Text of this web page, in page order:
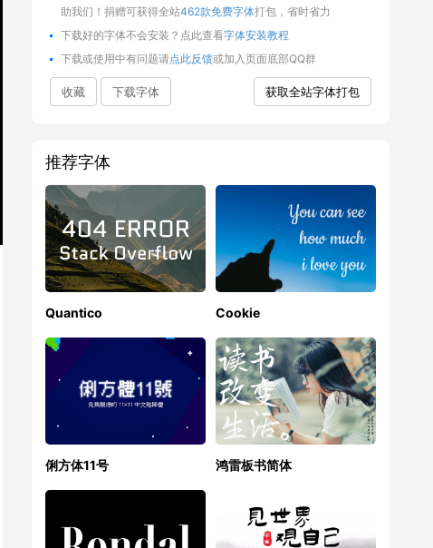
助我们！捐赠可获得全站462款免费字体打包，省时省力
下载好的字体不会安装？点此查看字体安装教程
下载或使用中有问题请点此反馈或加入页面底部QQ群
收藏 下载字体 获取全站字体打包
推荐字体
Quantico Cookie
俐方体11号 鸿雷板书简体